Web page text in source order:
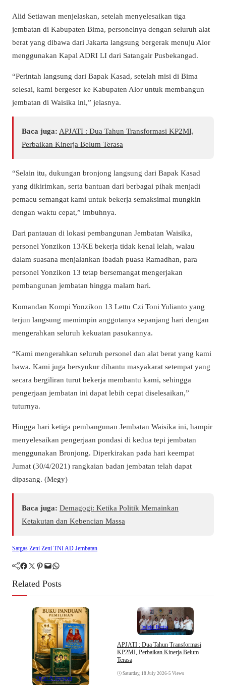
Alid Setiawan menjelaskan, setelah menyelesaikan tiga
jembatan di Kabupaten Bima, personelnya dengan seluruh alat
berat yang dibawa dari Jakarta langsung bergerak menuju Alor
menggunakan Kapal ADRI LI dari Satangair Pusbekangad.
“Perintah langsung dari Bapak Kasad, setelah misi di Bima
selesai, kami bergeser ke Kabupaten Alor untuk membangun
jembatan di Waisika ini,” jelasnya.
Baca juga: APJATI : Dua Tahun Transformasi KP2MI,
Perbaikan Kinerja Belum Terasa
“Selain itu, dukungan bronjong langsung dari Bapak Kasad
yang dikirimkan, serta bantuan dari berbagai pihak menjadi
pemacu semangat kami untuk bekerja semaksimal mungkin
dengan waktu cepat,” imbuhnya.
Dari pantauan di lokasi pembangunan Jembatan Waisika,
personel Yonzikon 13/KE bekerja tidak kenal lelah, walau
dalam suasana menjalankan ibadah puasa Ramadhan, para
personel Yonzikon 13 tetap bersemangat mengerjakan
pembangunan jembatan hingga malam hari.
Komandan Kompi Yonzikon 13 Lettu Czi Toni Yulianto yang
terjun langsung memimpin anggotanya sepanjang hari dengan
mengerahkan seluruh kekuatan pasukannya.
“Kami mengerahkan seluruh personel dan alat berat yang kami
bawa. Kami juga bersyukur dibantu masyakarat setempat yang
secara bergiliran turut bekerja membantu kami, sehingga
pengerjaan jembatan ini dapat lebih cepat diselesaikan,”
tuturnya.
Hingga hari ketiga pembangunan Jembatan Waisika ini, hampir
menyelesaikan pengerjaan pondasi di kedua tepi jembatan
menggunakan Bronjong. Diperkirakan pada hari keempat
Jumat (30/4/2021) rangkaian badan jembatan telah dapat
dipasang. (Megy)
Baca juga: Demagogi: Ketika Politik Memainkan
Ketakutan dan Kebencian Massa
Satgas Zeni Zeni TNI AD Jembatan
Facebook Twitter Pinterest Mail WhatsApp
Related Posts
Opini & Inspirasi
Indeks Berita
APJATI : Dua Tahun Transformasi
KP2MI, Perbaikan Kinerja Belum
Terasa
Saturday, 18 July 2026•5 Views